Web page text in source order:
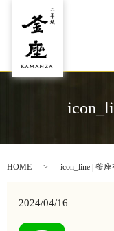
HOME icon_line | 釜
2024/04/16